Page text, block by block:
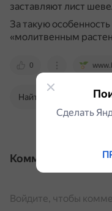
заставляют лист
За такую
«молитвенным
0
Найти в Поиске
Комментарии
Войдите, чтобы
Сделать